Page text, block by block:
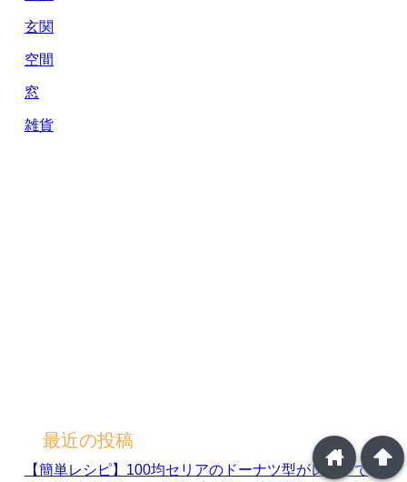
玄関
空間
窓
雑貨
最近の投稿
【簡単レシピ】100均セリアのドーナツ型がレンジで arrowup
home